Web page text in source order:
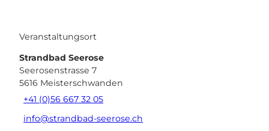
Veranstaltungsort
Strandbad Seerose
Seerosenstrasse 7
5616 Meisterschwanden
+41 (0)56 667 32 05
info@strandbad-seerose.ch